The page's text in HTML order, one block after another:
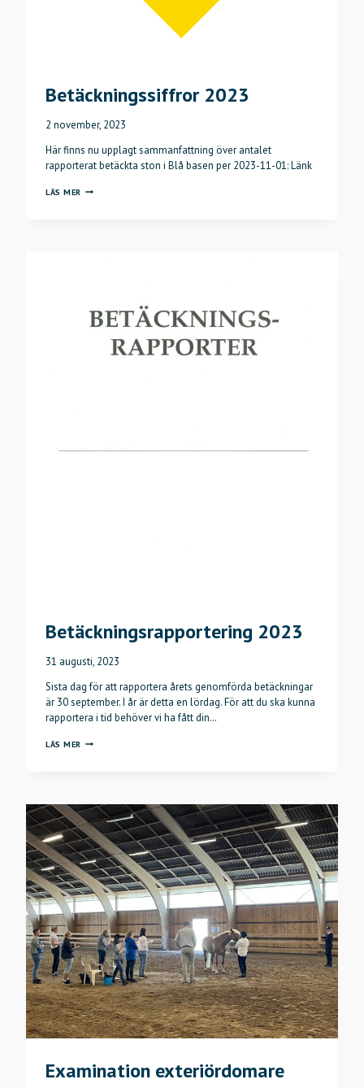
Betäckningssiffror 2023
2 november, 2023
Här finns nu upplagt sammanfattning över antalet
rapporterat betäckta ston i Blå basen per 2023-11-01: Länk
LÄS MER BETÄCKNINGSSIFFROR
Betäckningsrapportering 2023
31 augusti, 2023
Sista dag för att rapportera årets genomförda betäckningar
är 30 september. I år är detta en lördag. För att du ska kunna
rapportera i tid behöver vi ha fått din…
LÄS MER BETÄCKNINGSRAPPORTERING
Examination exteriördomare